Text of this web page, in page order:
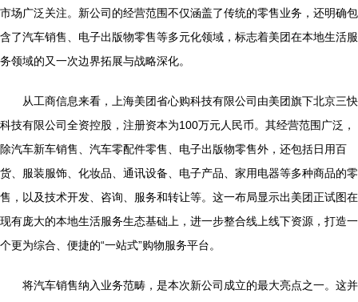
市场广泛关注。新公司的经营范围不仅涵盖了传统的零售业务，还明确包
含了汽车销售、电子出版物零售等多元化领域，标志着美团在本地生活服
务领域的又一次边界拓展与战略深化。
从工商信息来看，上海美团省心购科技有限公司由美团旗下北京三快
科技有限公司全资控股，注册资本为100万元人民币。其经营范围广泛，
除汽车新车销售、汽车零配件零售、电子出版物零售外，还包括日用百
货、服装服饰、化妆品、通讯设备、电子产品、家用电器等多种商品的零
售，以及技术开发、咨询、服务和转让等。这一布局显示出美团正试图在
现有庞大的本地生活服务生态基础上，进一步整合线上线下资源，打造一
个更为综合、便捷的“一站式”购物服务平台。
将汽车销售纳入业务范畴，是本次新公司成立的最大亮点之一。这并